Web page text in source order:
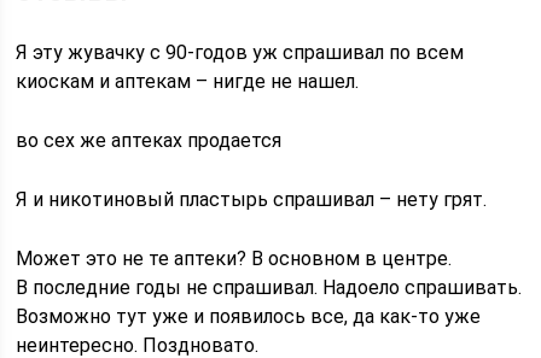
Я эту жувачку c 90-годов уж спрашивал по всем
киоскам и аптекам – нигде не нашел.
во сех же аптеках продается
Я и никотиновый пластырь спрашивал – нету грят.
Может это не те аптеки? В основном в центре.
В последние годы не спрашивал. Надоело спрашивать.
Возможно тут уже и появилось все, да как-то уже
неинтересно. Поздновато.